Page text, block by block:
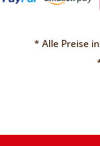
* Alle Preise